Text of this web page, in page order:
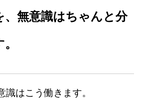
、無意識はちゃんと分
識はこう働きます。